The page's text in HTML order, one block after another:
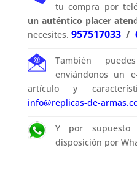
tu compra por
un auténtico placer
necesites. 957517033/
También
enviándonos un
artículo y
info@replicas-de-
Y por supuesto
disposición por